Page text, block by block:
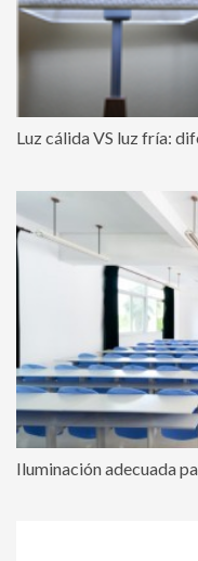
Luz cálida VS luz fría:
Iluminación adecuada